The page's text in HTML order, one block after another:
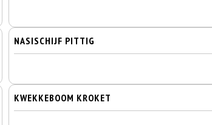
NASISCHIJF PITTIG
KWEKKEBOOM KROKET